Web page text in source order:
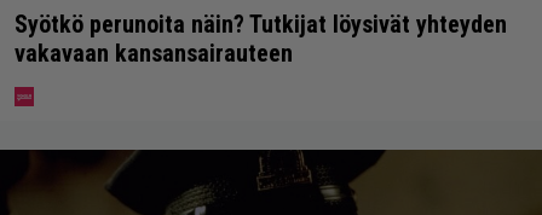
Syötkö perunoita näin? Tutkijat löysivät yhteyden
vakavaan kansansairauteen